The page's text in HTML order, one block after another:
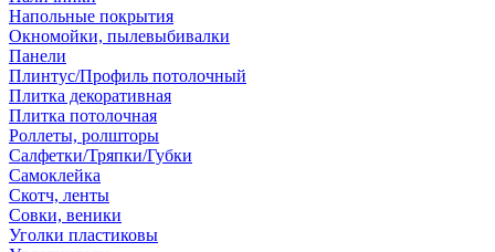
Напольные покрытия
Окномойки, пылевыбивалки
Панели
Плинтус/Профиль потолочный
Плитка декоративная
Плитка потолочная
Роллеты, ролшторы
Салфетки/Тряпки/Губки
Самоклейка
Скотч, ленты
Совки, веники
Уголки пластиковы